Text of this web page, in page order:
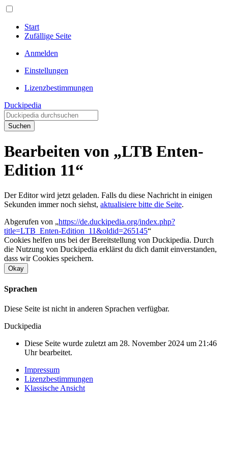
Start
Zufällige Seite
Anmelden
Einstellungen
Lizenzbestimmungen
Duckipedia
Suchen
Bearbeiten von „LTB Enten-
Edition 11“
Der Editor wird jetzt geladen. Falls du diese Nachricht in einigen
Sekunden immer noch siehst, aktualisiere bitte die Seite.
Abgerufen von „https://de.duckipedia.org/index.php?
title=LTB_Enten-Edition_11&oldid=265145“
Cookies helfen uns bei der Bereitstellung von Duckipedia. Durch
die Nutzung von Duckipedia erklärst du dich damit einverstanden,
dass wir Cookies speichern.
Okay
Sprachen
Diese Seite ist nicht in anderen Sprachen verfügbar.
Duckipedia
Diese Seite wurde zuletzt am 28. November 2024 um 21:46
Uhr bearbeitet.
Impressum
Lizenzbestimmungen
Klassische Ansicht